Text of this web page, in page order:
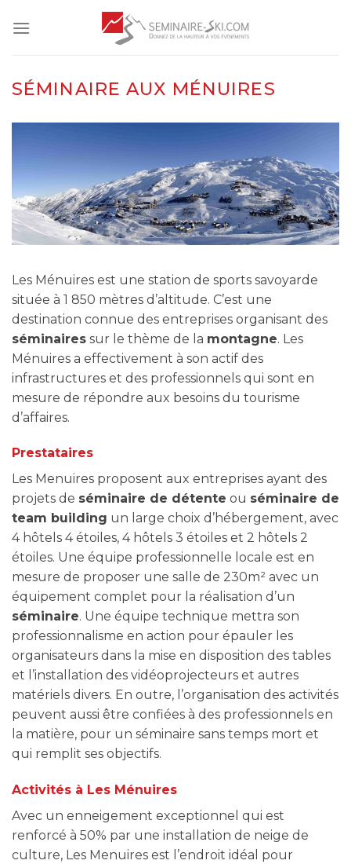
SÉMINAIRE AUX MÉNUIRES
Les Ménuires est une station de sports savoyarde
située à 1 850 mètres d’altitude. C’est une
destination connue des entreprises organisant des
séminaires sur le thème de la montagne. Les
Ménuires a effectivement à son actif des
infrastructures et des professionnels qui sont en
mesure de répondre aux besoins du tourisme
d’affaires.
Prestataires
Les Menuires proposent aux entreprises ayant des
projets de séminaire de détente ou séminaire de
team building un large choix d’hébergement, avec
4 hôtels 4 étoiles, 4 hôtels 3 étoiles et 2 hôtels 2
étoiles. Une équipe professionnelle locale est en
mesure de proposer une salle de 230m² avec un
équipement complet pour la réalisation d’un
séminaire. Une équipe technique mettra son
professionnalisme en action pour épauler les
organisateurs dans la mise en disposition des tables
et l’installation des vidéoprojecteurs et autres
matériels divers. En outre, l’organisation des activités
peuvent aussi être confiées à des professionnels en
la matière, pour un séminaire sans temps mort et
qui remplit ses objectifs.
Activités à Les Ménuires
Avec un enneigement exceptionnel qui est
renforcé à 50% par une installation de neige de
culture, Les Menuires est l’endroit idéal pour